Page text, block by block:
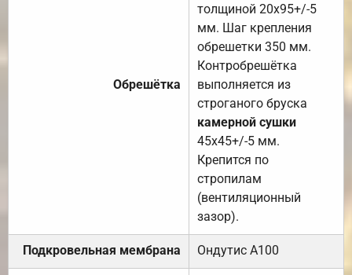
Обрешётка
толщиной 20х95+/-5
мм. Шаг крепления
обрешетки 350 мм.
Контробрешётка
выполняется из
строганого бруска
камерной сушки
45х45+/-5 мм.
Крепится по
стропилам
(вентиляционный
зазор).
Подкровельная мембрана Ондутис А100